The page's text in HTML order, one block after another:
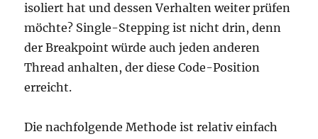
isoliert hat und dessen Verhalten weiter prüfen
möchte? Single-Stepping ist nicht drin, denn
der Breakpoint würde auch jeden anderen
Thread anhalten, der diese Code-Position
erreicht.
Die nachfolgende Methode ist relativ einfach